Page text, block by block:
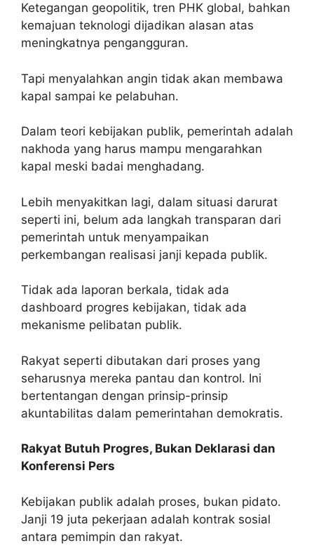
Ketegangan geopolitik, tren PHK global, bahkan
kemajuan teknologi dijadikan alasan atas
meningkatnya pengangguran.
Tapi menyalahkan angin tidak akan membawa
kapal sampai ke pelabuhan.
Dalam teori kebijakan publik, pemerintah adalah
nakhoda yang harus mampu mengarahkan
kapal meski badai menghadang.
Lebih menyakitkan lagi, dalam situasi darurat
seperti ini, belum ada langkah transparan dari
pemerintah untuk menyampaikan
perkembangan realisasi janji kepada publik.
Tidak ada laporan berkala, tidak ada
dashboard progres kebijakan, tidak ada
mekanisme pelibatan publik.
Rakyat seperti dibutakan dari proses yang
seharusnya mereka pantau dan kontrol. Ini
bertentangan dengan prinsip-prinsip
akuntabilitas dalam pemerintahan demokratis.
Rakyat Butuh Progres, Bukan Deklarasi dan
Konferensi Pers
Kebijakan publik adalah proses, bukan pidato.
Janji 19 juta pekerjaan adalah kontrak sosial
antara pemimpin dan rakyat.